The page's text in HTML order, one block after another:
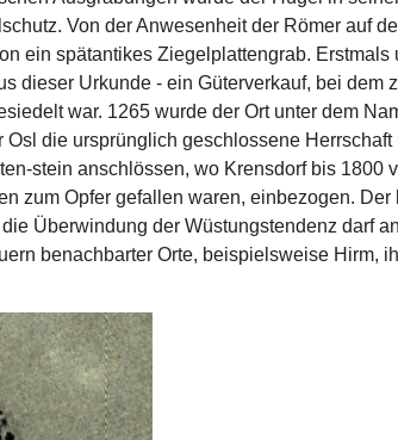
Von der Anwesenheit der Römer auf
ein spät­antikes Ziegelplattengrab.
dieser Urkunde - ein Güterverkauf, bei
war. 1265 wurde der Ort unter dem
die ursprünglich geschlossene
stein anschlössen, wo Krensdorf bis
zum Opfer gefallen waren, einbezogen.
Überwindung der Wüstungs­tendenz darf
benachbarter Orte, beispielsweise Hirm,